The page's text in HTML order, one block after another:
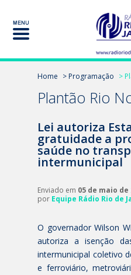
Home > Programação >
Plantão Rio
Lei autoriza
gratuidade a
saúde no
intermunicipal
Enviado em 05 de maio de
por Equipe Rádio Rio de
O governador Wilson
autoriza a isenção
intermunicipal coletivo
e ferroviário,